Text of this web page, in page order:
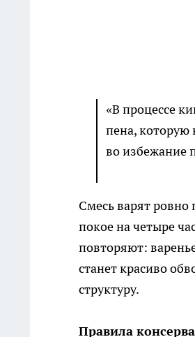
«В процессе
пена,
во избежание
Смесь варят ровно
покое на четыре
повторяют:
станет красиво
структуру.
Правила